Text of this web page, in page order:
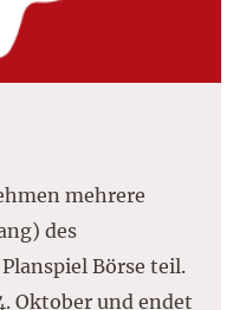
mehrere
des
Börse teil.
Oktober und endet